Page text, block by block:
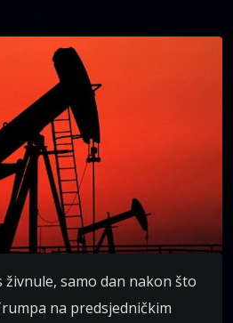
živnule, samo dan nakon što
na predsjedničkim